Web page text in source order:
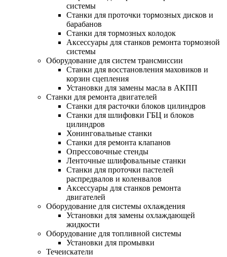
системы
Станки для проточки тормозных дисков и
барабанов
Станки для тормозных колодок
Аксессуары для станков ремонта тормозной
системы
Оборудование для систем трансмиссии
Станки для восстановления маховиков и
корзин сцепления
Установки для замены масла в АКПП
Станки для ремонта двигателей
Станки для расточки блоков цилиндров
Станки для шлифовки ГБЦ и блоков
цилиндров
Хонинговальные станки
Станки для ремонта клапанов
Опрессовочные стенды
Ленточные шлифовальные станки
Станки для проточки пастелей
распредвалов и коленвалов
Аксессуары для станков ремонта
двигателей
Оборудование для системы охлаждения
Установки для замены охлаждающей
жидкости
Оборудование для топливной системы
Установки для промывки
Течеискатели